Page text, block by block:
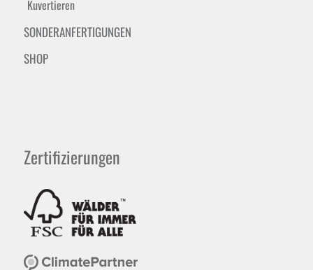
Kuvertieren
SONDERANFERTIGUNGEN
SHOP
Zertifizierungen